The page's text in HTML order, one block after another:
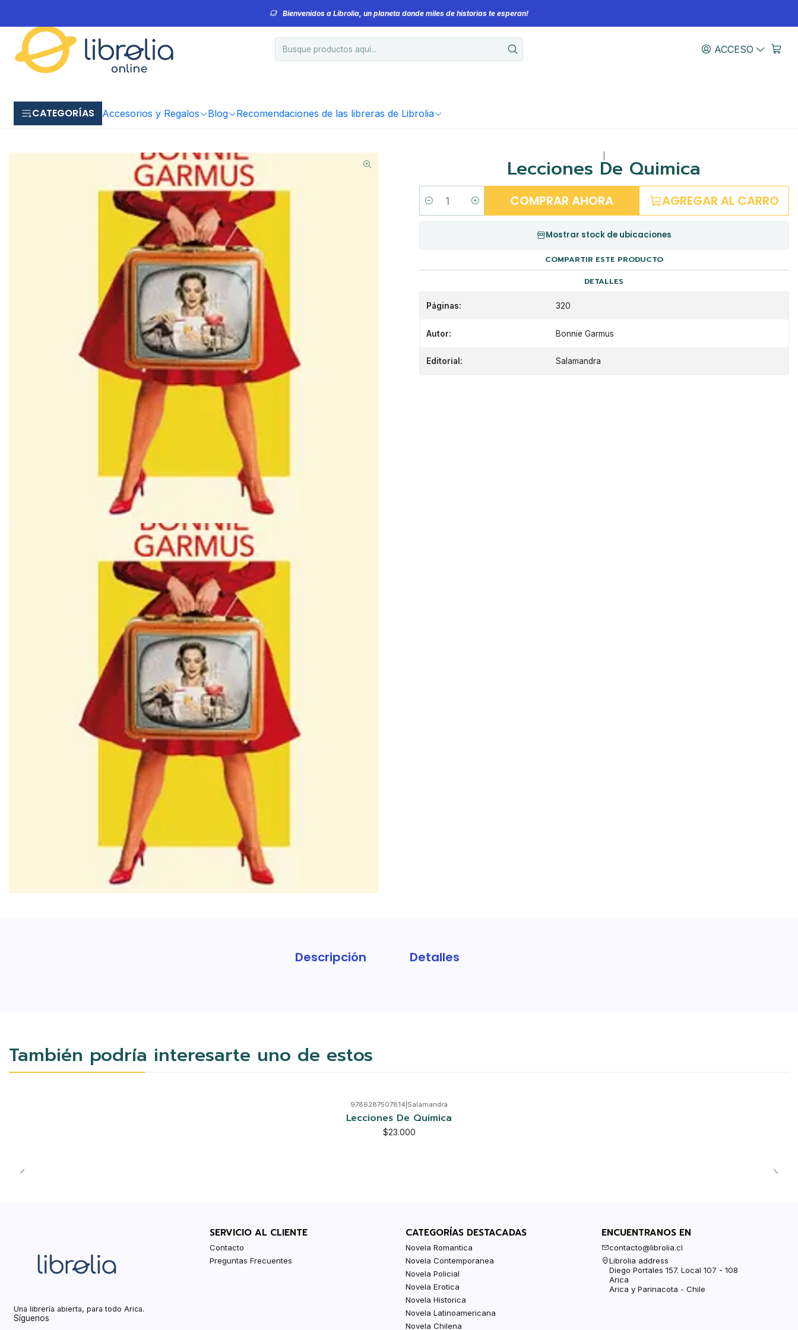
ACCESO
CATEGORÍAS Accesorios y Regalos Blog Recomendaciones de las libreras de Librolia
Bienvenidos a Librolia, un planeta donde miles de historias te esperan!
Lecciones De Quimica
Cantidad AGREGAR AL CARRO
COMPRAR AHORA
Mostrar stock de ubicaciones
COMPARTIR ESTE PRODUCTO
DETALLES
Páginas: 320
Autor: Bonnie Garmus
Editorial: Salamandra
Descripción Detalles
También podría interesarte uno de estos
9786287507814 Salamandra
Lecciones De Quimica
$23.000
Una librería abierta, para todo Arica.
Síguenos
SERVICIO AL CLIENTE
Contacto
Preguntas Frecuentes
CATEGORÍAS DESTACADAS
Novela Romantica
Novela Contemporanea
Novela Policial
Novela Erotica
Novela Historica
Novela Latinoamericana
Novela Chilena
ENCUENTRANOS EN
contacto@librolia.cl
Librolia address
Diego Portales 157. Local 107 - 108
Arica
Arica y Parinacota - Chile